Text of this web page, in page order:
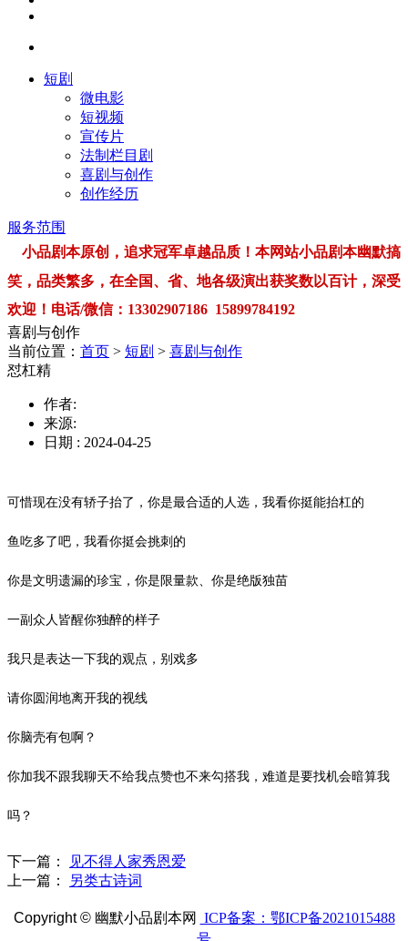
短剧
微电影
短视频
宣传片
法制栏目剧
喜剧与创作
创作经历
服务范围
小品剧本原创，追求冠军卓越品质！本网站小品剧本幽默搞
笑，品类繁多，在全国、省、地各级演出获奖数以百计，深受
欢迎！电话/微信：13302907186 15899784192
喜剧与创作
当前位置： 首页 > 短剧 > 喜剧与创作
怼杠精
作者:
来源:
日期 : 2024-04-25
可惜现在没有轿子抬了，你是最合适的人选，我看你挺能抬杠的
鱼吃多了吧，我看你挺会挑刺的
你是文明遗漏的珍宝，你是限量款、你是绝版独苗
一副众人皆醒你独醉的样子
我只是表达一下我的观点，别戏多
请你圆润地离开我的视线
你脑壳有包啊？
你加我不跟我聊天不给我点赞也不来勾搭我，难道是要找机会暗算我
吗？
下一篇：
见不得人家秀恩爱
上一篇：
另类古诗词
Copyright © 幽默小品剧本网
ICP备案：鄂ICP备2021015488